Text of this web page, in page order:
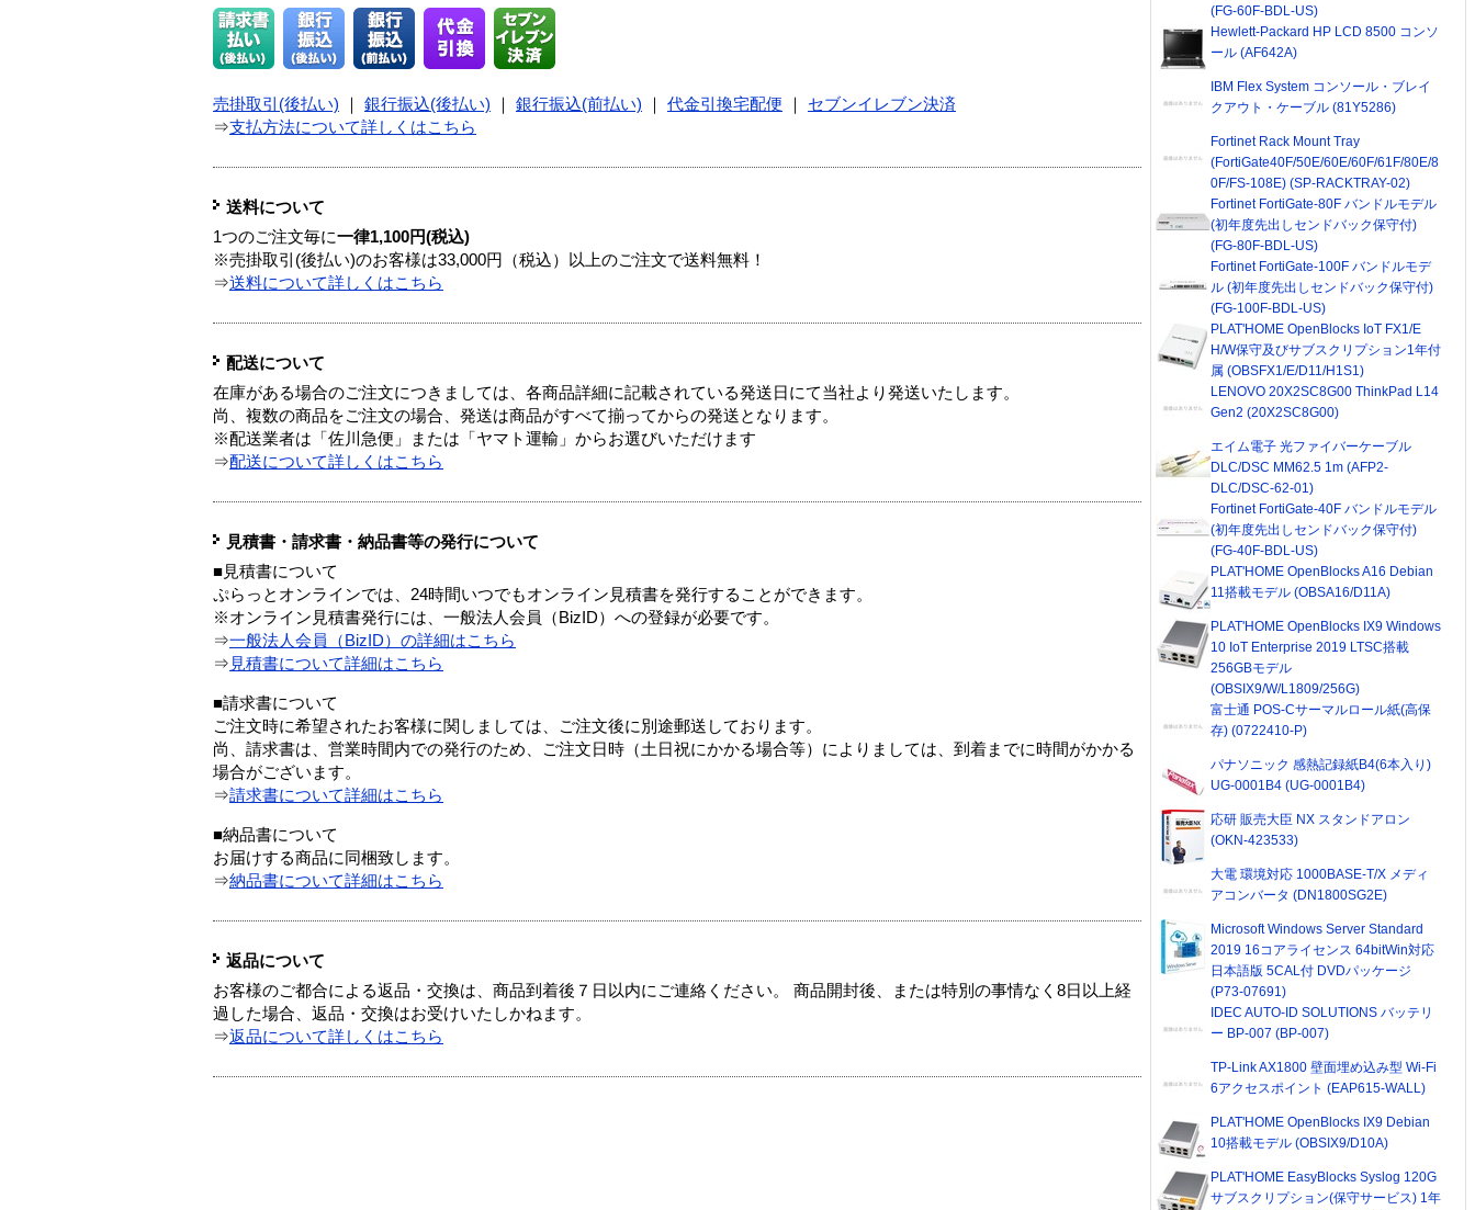
売掛取引(後払い) 銀行振込(後払い) 銀行振込(前払い) 代金引換宅配便
セブンイレブン決済
⇒支払方法について詳しくはこちら
送料について
1つのご注文毎に一律1,100円(税込)
※売掛取引(後払い)のお客様は33,000円（税込）以上のご注文で送料無料！
⇒送料について詳しくはこちら
配送について
在庫がある場合のご注文につきましては、各商品詳細に記載されている発送日にて当社より発送いたします。
尚、複数の商品をご注文の場合、発送は商品がすべて揃ってからの発送となります。
※配送業者は「佐川急便」または「ヤマト運輸」からお選びいただけます
⇒配送について詳しくはこちら
見積書・請求書・納品書等の発行について
■見積書について
ぷらっとオンラインでは、24時間いつでもオンライン見積書を発行することができます。
※オンライン見積書発行には、一般法人会員（BizID）への登録が必要です。
⇒一般法人会員（BizID）の詳細はこちら
⇒ 見積書について詳細はこちら
■請求書について
ご注文時に希望されたお客様に関しましては、ご注文後に別途郵送しております。
尚、請求書は、営業時間内での発行のため、ご注文日時（土日祝にかかる場合等）によりましては、到着までに時間がかかる
場合がございます。
⇒請求書について詳細はこちら
■納品書について
お届けする商品に同梱致します。
⇒納品書について詳細はこちら
返品について
お客様のご都合による返品・交換は、商品到着後７日以内にご連絡ください。 商品開封後、または特別の事情なく8日以上経
過した場合、返品・交換はお受けいたしかねます。
⇒返品について詳しくはこちら
(FG-60F-BDL-US)
Hewlett-Packard HP LCD 8500 コンソ
ール (AF642A)
IBM Flex System コンソール・ブレイ
クアウト・ケーブル (81Y5286)
Fortinet Rack Mount Tray
(FortiGate40F/50E/60E/60F/61F/80E/8
0F/FS-108E) (SP-RACKTRAY-02)
Fortinet FortiGate-80F バンドルモデル
(初年度先出しセンドバック保守付)
(FG-80F-BDL-US)
Fortinet FortiGate-100F バンドルモデ
ル (初年度先出しセンドバック保守付)
(FG-100F-BDL-US)
PLAT'HOME OpenBlocks IoT FX1/E
H/W保守及びサブスクリプション1年付
属 (OBSFX1/E/D11/H1S1)
LENOVO 20X2SC8G00 ThinkPad L14
Gen2 (20X2SC8G00)
エイム電子 光ファイバーケーブル
DLC/DSC MM62.5 1m (AFP2-
DLC/DSC-62-01)
Fortinet FortiGate-40F バンドルモデル
(初年度先出しセンドバック保守付)
(FG-40F-BDL-US)
PLAT'HOME OpenBlocks A16 Debian
11搭載モデル (OBSA16/D11A)
PLAT'HOME OpenBlocks IX9 Windows
10 IoT Enterprise 2019 LTSC搭載
256GBモデル
(OBSIX9/W/L1809/256G)
富士通 POS-Cサーマルロール紙(高保
存) (0722410-P)
パナソニック 感熱記録紙B4(6本入り)
UG-0001B4 (UG-0001B4)
応研 販売大臣 NX スタンドアロン
(OKN-423533)
大電 環境対応 1000BASE-T/X メディ
アコンバータ (DN1800SG2E)
Microsoft Windows Server Standard
2019 16コアライセンス 64bitWin対応
日本語版 5CAL付 DVDパッケージ
(P73-07691)
IDEC AUTO-ID SOLUTIONS バッテリ
ー BP-007 (BP-007)
TP-Link AX1800 壁面埋め込み型 Wi-Fi
6アクセスポイント (EAP615-WALL)
PLAT'HOME OpenBlocks IX9 Debian
10搭載モデル (OBSIX9/D10A)
PLAT'HOME EasyBlocks Syslog 120G
サブスクリプション(保守サービス) 1年